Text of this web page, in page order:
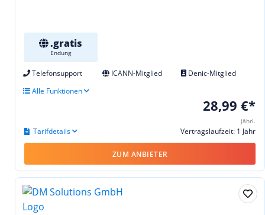
.gratis
Endung
Telefonsupport ICANN-Mitglied
Denic-Mitglied
Alle Funktionen
28,99 €*
jährl.
Vertragslaufzeit: 1 Jahr
Tarifdetails
ZUM ANBIETER